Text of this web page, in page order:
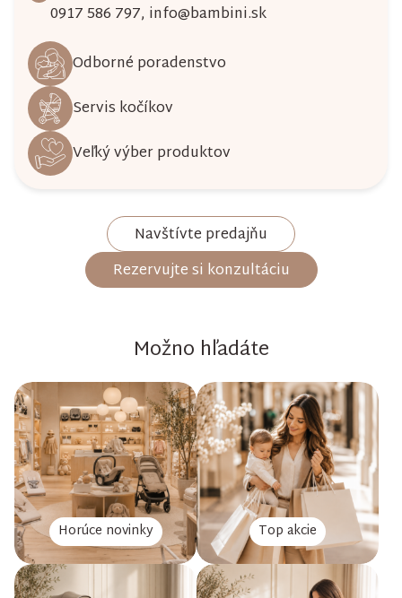
0917 586 797, info@bambini.sk
Odborné poradenstvo
Servis kočíkov
Veľký výber produktov
Navštívte predajňu
Rezervujte si konzultáciu
Možno hľadáte
Horúce novinky Top akcie